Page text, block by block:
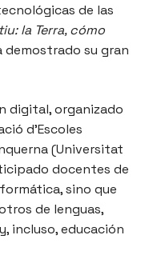
de las
la Terra, cómo
demostrado su gran
digital, organizado
d’Escoles
(Universitat
docentes de
sino que
de lenguas,
incluso, educación